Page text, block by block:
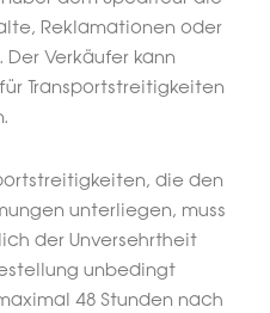
Reklamationen oder
Verkäufer kann
Transportstreitigkeiten
die den
unterliegen, muss
der Unversehrtheit
unbedingt
48 Stunden nach